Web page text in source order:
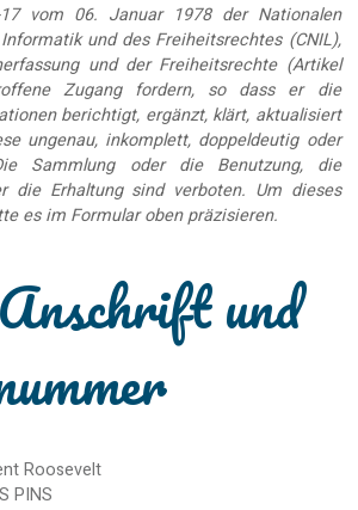
vom 06. Januar 1978 der Nationalen
und des Freiheitsrechtes (CNIL),
und der Freiheitsrechte (Artikel
Zugang fordern, so dass er die
berichtigt, ergänzt, klärt, aktualisiert
ungenau, inkomplett, doppeldeutig oder
Sammlung oder die Benutzung, die
die Erhaltung sind verboten. Um dieses
es im Formular oben präzisieren.
und
Roosevelt
PINS